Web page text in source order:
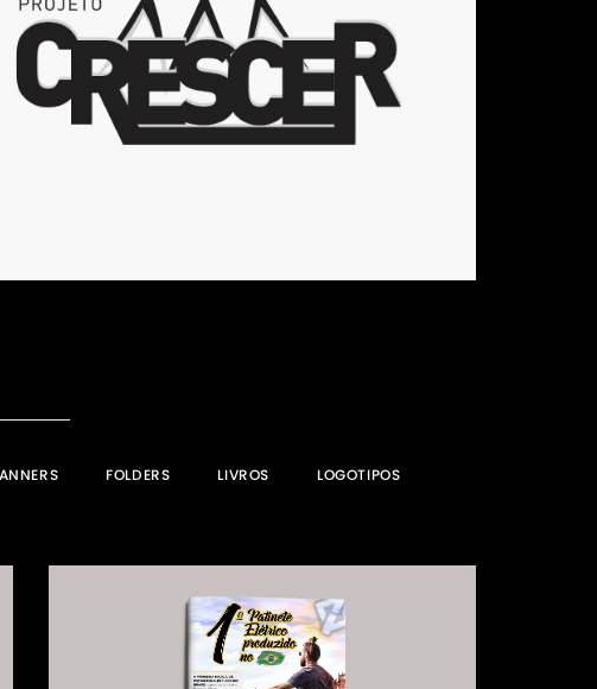
FOLDERS LIVROS
LOGOTIPOS